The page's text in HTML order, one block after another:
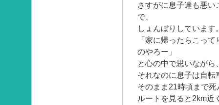
さすがに息子達も悪
で、
しょんぼりしています
「家に帰ったらこっ
のやろー」
と心の中で思いなが
それなのに息子は自
そのまま21時頃まで
ルートを見ると2km近